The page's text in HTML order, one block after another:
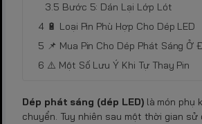
Bước 5: Dán Lại Lớp Lót
🔋 Loại Pin Phù Hợp Cho Dép LED
📌 Mua Pin Cho Dép Phát Sáng Ở
⚠️ Một Số Lưu Ý Khi Tự Thay Pin
Dép phát sáng (dép LED)là món phụ
chuyển. Tuy nhiên sau một thời gian